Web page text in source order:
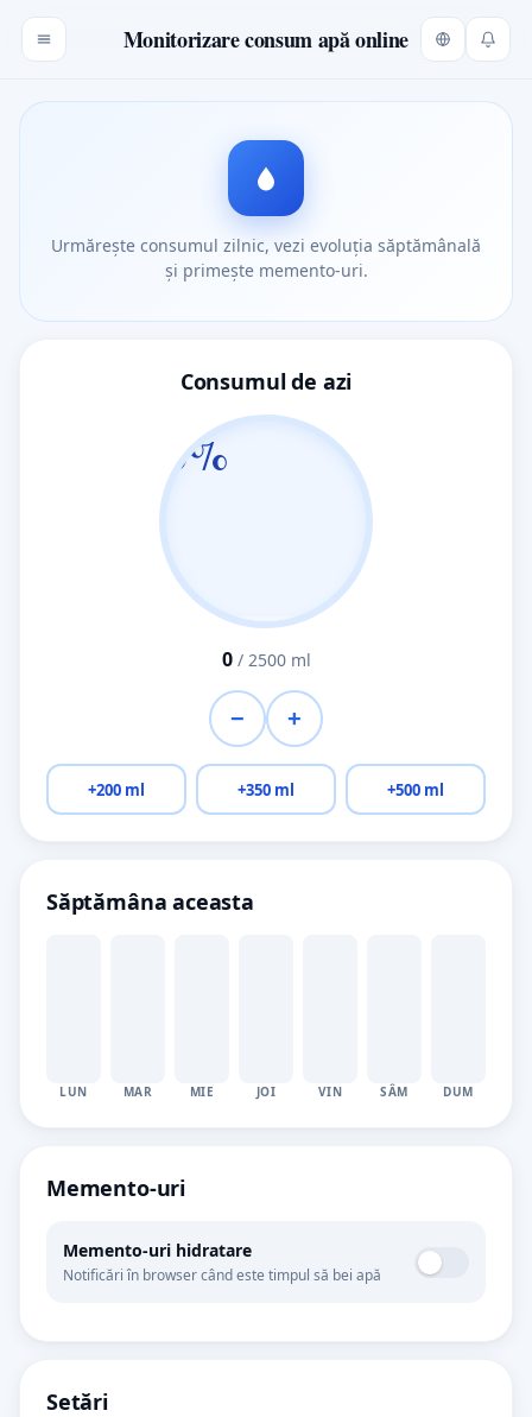
Monitorizare consum apă online
Urmărește consumul zilnic, vezi evoluția săptămânală
și primește memento-uri.
Consumul de azi
0%
0/ 2500ml
− +
+200 ml +350 ml +500 ml
Săptămâna aceasta
LUN MAR MIE JOI VIN SÂM DUM
Memento-uri
Memento-uri hidratare
Notificări în browser când este timpul să bei apă
Setări